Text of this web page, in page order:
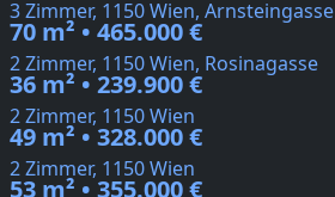
3 Zimmer, 1150 Wien, Arnsteingasse
70 m² • 465.000 €
2 Zimmer, 1150 Wien, Rosinagasse
36 m² • 239.900 €
2 Zimmer, 1150 Wien
49 m² • 328.000 €
2 Zimmer, 1150 Wien
53 m² • 355.000 €